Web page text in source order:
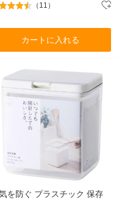
（11）
カートに入れる
を防ぐ プラスチック 保存